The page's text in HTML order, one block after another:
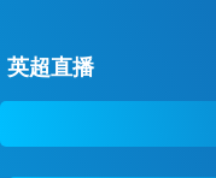
英超直播